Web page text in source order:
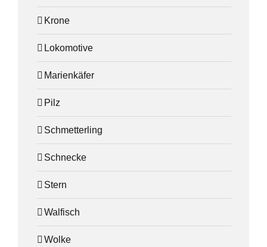
Krone
Lokomotive
Marienkäfer
Pilz
Schmetterling
Schnecke
Stern
Walfisch
Wolke